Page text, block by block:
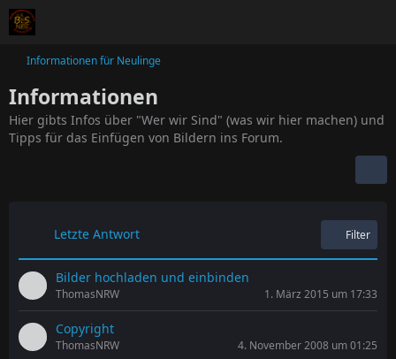
Informationen für Neulinge
Informationen
Hier gibts Infos über "Wer wir Sind" (was wir hier machen) und
Tipps für das Einfügen von Bildern ins Forum.
Letzte Antwort Filter
Bilder hochladen und einbinden
ThomasNRW 1. März 2015 um 17:33
Copyright
ThomasNRW 4. November 2008 um 01:25